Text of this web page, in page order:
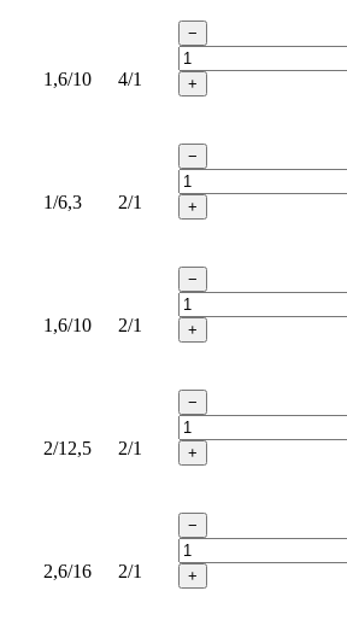
1,6/10 4/1
−
+
1/6,3 2/1
−
+
1,6/10 2/1
−
+
2/12,5 2/1
−
+
2,6/16 2/1
−
+